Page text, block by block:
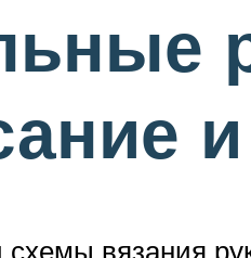
вязания